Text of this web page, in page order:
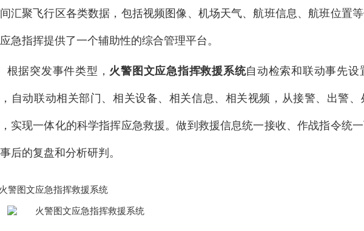
汇聚飞行区各类数据，包括视频图像、机场天气、航班信息、航班位置
急指挥提供了一个辅助性的综合管理平台。
根据突发事件类型， 火警图文应急指挥救援系统自动检索和联动事先
自动联动相关部门、相关设备、相关信息、相关视频，从接警、出警
实现一体化的科学指挥应急救援。做到救援信息统一接收、作战指令统
后的复盘和分析研判。